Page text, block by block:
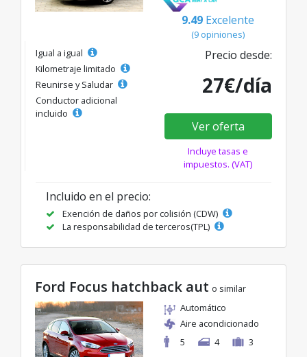
9.49 Excelente
(9 opiniones)
Igual a igual
Kilometraje limitado
Reunirse y Saludar
Conductor adicional
incluido
Precio desde:
27€/día
Ver oferta
Incluye tasas e
impuestos. (VAT)
Incluido en el precio:
Exención de daños por colisión (CDW)
La responsabilidad de terceros(TPL)
Ford Focus hatchback aut o similar
Automático
Aire acondicionado
5
4 3